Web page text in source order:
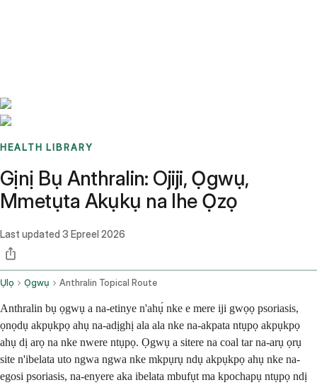
HEALTH LIBRARY
Gịnị Bụ Anthralin: Ojiji, Ọgwụ,
Mmetụta Akụkụ na Ihe Ọzọ
Last updated 3 Epreel 2026
Ụlọ Ọgwụ Anthralin Topical Route
Anthralin bụ ọgwụ a na-etinye n'ahụ́ nke e mere iji gwọọ psoriasis,
ọnọdụ akpụkpọ ahụ na-adịghị ala ala nke na-akpata ntụpọ akpụkpọ
ahụ dị arọ na nke nwere ntụpọ. Ọgwụ a sitere na coal tar na-arụ ọrụ
site n'ibelata uto ngwa ngwa nke mkpụrụ ndụ akpụkpọ ahụ nke na-
egosi psoriasis, na-enyere aka ibelata mbufụt ma kpochapụ ntụpọ ndị